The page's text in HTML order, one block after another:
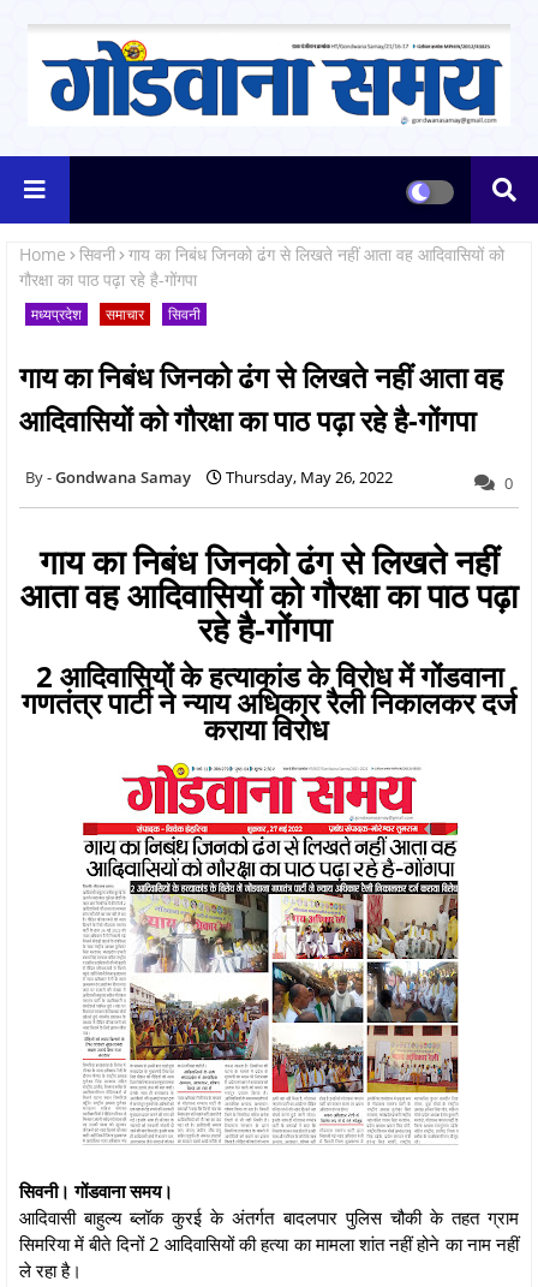
Home सिवनी गाय का निबंध जिनको ढंग से लिखते नहीं आता वह आदिवासियों को
गौरक्षा का पाठ पढ़ा रहे है-गोंगपा
मध्यप्रदेश समाचार सिवनी
गाय का निबंध जिनको ढंग से लिखते नहीं आता वह
आदिवासियों को गौरक्षा का पाठ पढ़ा रहे है-गोंगपा
Gondwana Samay Thursday, May 26, 2022 0
गाय का निबंध जिनको ढंग से लिखते नहीं
आता वह आदिवासियों को गौरक्षा का पाठ पढ़ा
रहे है-गोंगपा
2 आदिवासियों के हत्याकांड के विरोध में गोंडवाना
गणतंत्र पार्टी ने न्याय अधिकार रैली निकालकर दर्ज
कराया विरोध
सिवनी। गोंडवाना समय।
आदिवासी बाहुल्य ब्लॉक कुरई के अंतर्गत बादलपार पुलिस चौकी के तहत ग्राम
सिमरिया में बीते दिनों 2 आदिवासियों की हत्या का मामला शांत नहीं होने का नाम नहीं
ले रहा है।